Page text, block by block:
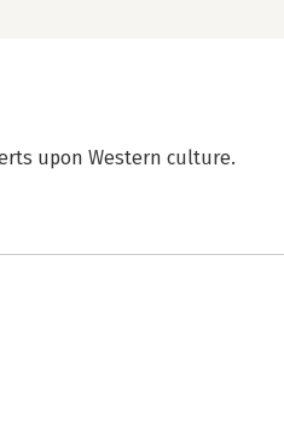
upon Western culture.